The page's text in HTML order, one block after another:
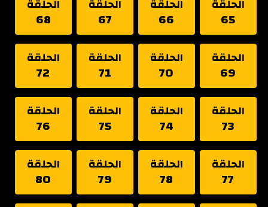
الحلقة
65
الحلقة
66
الحلقة
67
الحلقة
68
الحلقة
69
الحلقة
70
الحلقة
71
الحلقة
72
الحلقة
73
الحلقة
74
الحلقة
75
الحلقة
76
الحلقة
77
الحلقة
78
الحلقة
79
الحلقة
80